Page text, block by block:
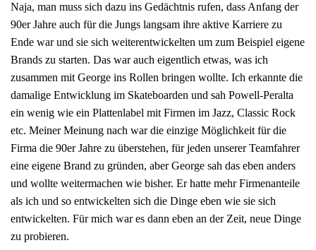
Naja, man muss sich dazu ins Gedächtnis rufen, dass Anfang der
90er Jahre auch für die Jungs langsam ihre aktive Karriere zu
Ende war und sie sich weiterentwickelten um zum Beispiel eigene
Brands zu starten. Das war auch eigentlich etwas, was ich
zusammen mit George ins Rollen bringen wollte. Ich erkannte die
damalige Entwicklung im Skateboarden und sah Powell-Peralta
ein wenig wie ein Plattenlabel mit Firmen im Jazz, Classic Rock
etc. Meiner Meinung nach war die einzige Möglichkeit für die
Firma die 90er Jahre zu überstehen, für jeden unserer Teamfahrer
eine eigene Brand zu gründen, aber George sah das eben anders
und wollte weitermachen wie bisher. Er hatte mehr Firmenanteile
als ich und so entwickelten sich die Dinge eben wie sie sich
entwickelten. Für mich war es dann eben an der Zeit, neue Dinge
zu probieren.